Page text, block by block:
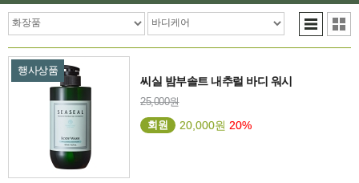
행사상품
씨실 밤부솔트 내추럴 바디 워시
25,000원
회원
20,000원 20%